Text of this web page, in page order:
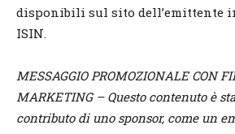
disponibili sul sito dell’emittente
ISIN.
MESSAGGIO PROMOZIONALE CON
MARKETING – Questo contenuto è
contributo di uno sponsor, come un